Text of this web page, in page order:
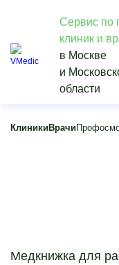
Сервис по
клиник и
в Москве
и
области
Клиники Врачи
Vmedic
Медкнижки
Медицинская книжка для
Медкнижка для